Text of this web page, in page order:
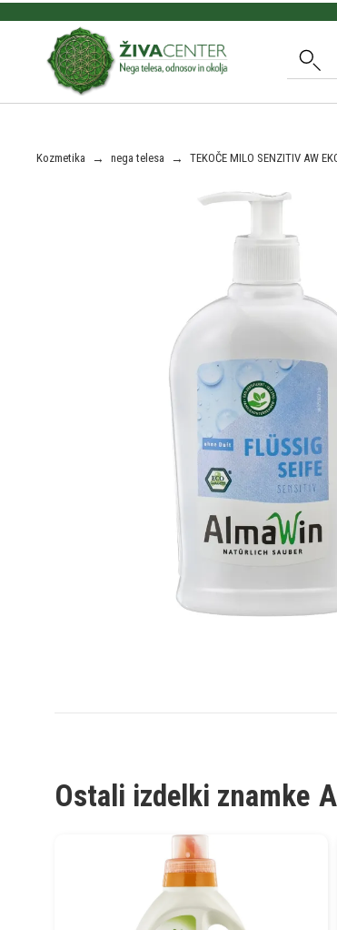
Kozmetika → nega telesa → TEKOČE MILO SENZITIV AW
Ostali izdelki znamke